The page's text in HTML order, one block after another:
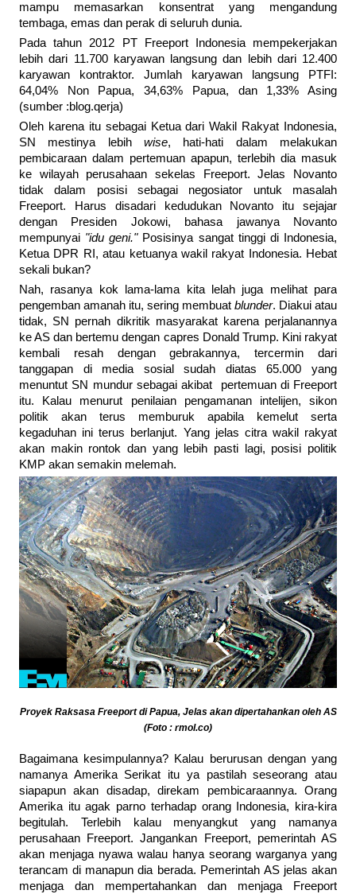
mampu memasarkan konsentrat yang mengandung
tembaga, emas dan perak di seluruh dunia.
Pada tahun 2012 PT Freeport Indonesia mempekerjakan
lebih dari 11.700 karyawan langsung dan lebih dari 12.400
karyawan kontraktor. Jumlah karyawan langsung PTFI:
64,04% Non Papua, 34,63% Papua, dan 1,33% Asing
(sumber :blog.qerja)
Oleh karena itu sebagai Ketua dari Wakil Rakyat Indonesia,
SN mestinya lebih wise, hati-hati dalam melakukan
pembicaraan dalam pertemuan apapun, terlebih dia masuk
ke wilayah perusahaan sekelas Freeport. Jelas Novanto
tidak dalam posisi sebagai negosiator untuk masalah
Freeport. Harus disadari kedudukan Novanto itu sejajar
dengan Presiden Jokowi, bahasa jawanya Novanto
mempunyai "idu geni."Posisinya sangat tinggi di Indonesia,
Ketua DPR RI, atau ketuanya wakil rakyat Indonesia. Hebat
sekali bukan?
Nah, rasanya kok lama-lama kita lelah juga melihat para
pengemban amanah itu, sering membuat blunder. Diakui atau
tidak, SN pernah dikritik masyarakat karena perjalanannya
ke AS dan bertemu dengan capres Donald Trump. Kini rakyat
kembali resah dengan gebrakannya, tercermin dari
tanggapan di media sosial sudah diatas 65.000 yang
menuntut SN mundur sebagai akibat pertemuan di Freeport
itu. Kalau menurut penilaian pengamanan intelijen, sikon
politik akan terus memburuk apabila kemelut serta
kegaduhan ini terus berlanjut. Yang jelas citra wakil rakyat
akan makin rontok dan yang lebih pasti lagi, posisi politik
KMP akan semakin melemah.
Proyek Raksasa Freeport di Papua, Jelas akan dipertahankan oleh AS
(Foto : rmol.co)
Bagaimana kesimpulannya? Kalau berurusan dengan yang
namanya Amerika Serikat itu ya pastilah seseorang atau
siapapun akan disadap, direkam pembicaraannya. Orang
Amerika itu agak parno terhadap orang Indonesia, kira-kira
begitulah. Terlebih kalau menyangkut yang namanya
perusahaan Freeport. Jangankan Freeport, pemerintah AS
akan menjaga nyawa walau hanya seorang warganya yang
terancam di manapun dia berada. Pemerintah AS jelas akan
menjaga dan mempertahankan dan menjaga Freeport